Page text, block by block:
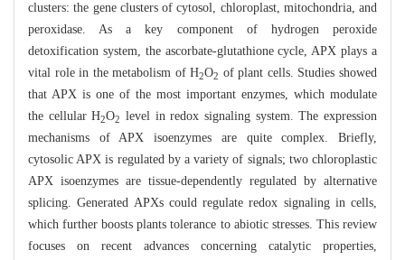
clusters: the gene clusters of cytosol, chloroplast, mitochondria, and
peroxidase. As a key component of hydrogen peroxide
detoxification system, the ascorbate-glutathione cycle, APX plays a
vital role in the metabolism of H2O2 of plant cells. Studies showed
that APX is one of the most important enzymes, which modulate
the cellular H2O2
level in redox signaling system. The expression
mechanisms of APX isoenzymes are quite complex. Briefly,
cytosolic APX is regulated by a variety of signals; two chloroplastic
APX isoenzymes are tissue-dependently regulated by alternative
splicing. Generated APXs could regulate redox signaling in cells,
which further boosts plants tolerance to abiotic stresses. This review
focuses on recent advances concerning catalytic properties,